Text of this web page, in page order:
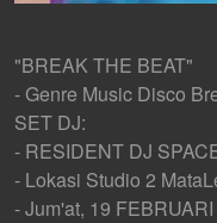
"BREAK THE BEAT"
- Genre Music Disco
SET DJ:
- RESIDENT DJ
- Lokasi Studio 2
- Jum'at, 19